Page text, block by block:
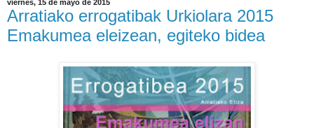
viernes, 15 de mayo de 2015
Arratiako errogatibak Urkiolara 2015
Emakumea eleizean, egiteko bidea